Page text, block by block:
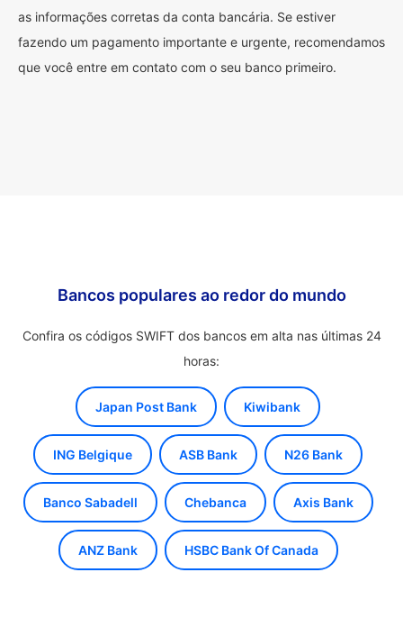
as informações corretas da conta bancária. Se estiver
fazendo um pagamento importante e urgente, recomendamos
que você entre em contato com o seu banco primeiro.
Bancos populares ao redor do mundo
Confira os códigos SWIFT dos bancos em alta nas últimas 24
horas:
Japan Post Bank Kiwibank
ING Belgique ASB Bank N26 Bank
Banco Sabadell Chebanca Axis Bank
ANZ Bank HSBC Bank Of Canada